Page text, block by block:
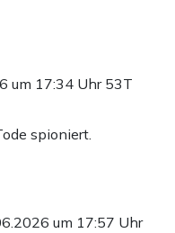
um 17:34 Uhr 53T
spioniert.
um 17:57 Uhr